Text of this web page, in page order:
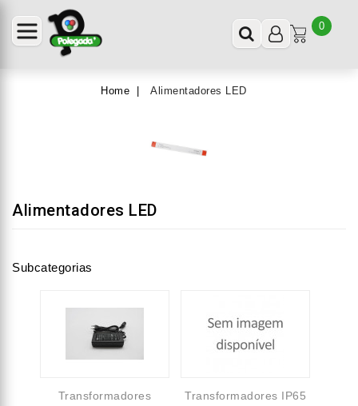
0
Home Alimentadores LED
Alimentadores LED
Subcategorias
Transformadores Transformadores IP65